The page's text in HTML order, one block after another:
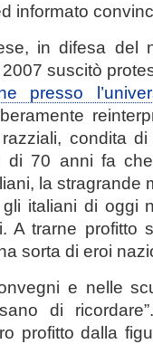
informato
in difesa del
suscitò
presso
condita di
di 70 anni fa
la stragrande
italiani di oggi
A trarne profitto
sorta di eroi
e nelle
di
profitto dalla